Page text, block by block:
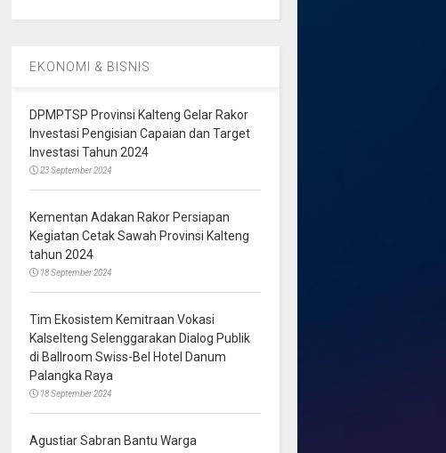
EKONOMI & BISNIS
DPMPTSP Provinsi Kalteng Gelar Rakor
Investasi Pengisian Capaian dan Target
Investasi Tahun 2024
23 September 2024
Kementan Adakan Rakor Persiapan
Kegiatan Cetak Sawah Provinsi Kalteng
tahun 2024
18 September 2024
Tim Ekosistem Kemitraan Vokasi
Kalselteng Selenggarakan Dialog Publik
di Ballroom Swiss-Bel Hotel Danum
Palangka Raya
18 September 2024
Agustiar Sabran Bantu Warga